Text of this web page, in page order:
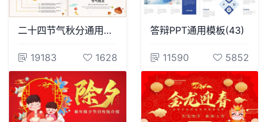
二十四节气秋分通用PPT模板(6)
19183 1628
答辩PPT通用模板(43)
11590 5852